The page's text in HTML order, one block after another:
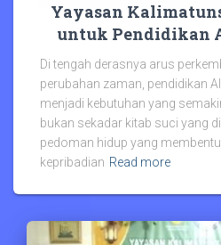
Yayasan
untuk Pendidikan
Di tengah derasnya arus
perubahan zaman, pendidikan
menjadi kebutuhan yang
bukan sekadar kitab suci yang
pedoman hidup yang
kepribadian Read more